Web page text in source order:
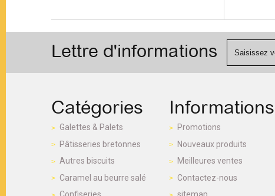
Lettre d'informations
Catégories
Galettes & Palets
Pâtisseries bretonnes
Autres biscuits
Caramel au beurre salé
Informations
Promotions
Nouveaux produits
Meilleures ventes
Contactez-nous